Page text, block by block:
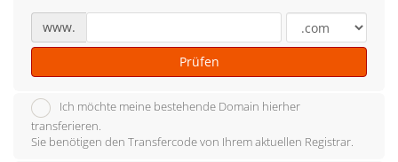
www.
Prüfen
Ich möchte meine bestehende Domain hierher
transferieren.
Sie benötigen den Transfercode von Ihrem aktuellen Registrar.